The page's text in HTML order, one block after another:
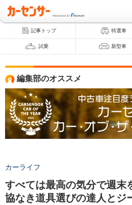
記事トップ 特選車
試乗 新型車
編集部のオススメ
カーライフ
すべては最高の気分で週末
協なき道具選びの達人とジ